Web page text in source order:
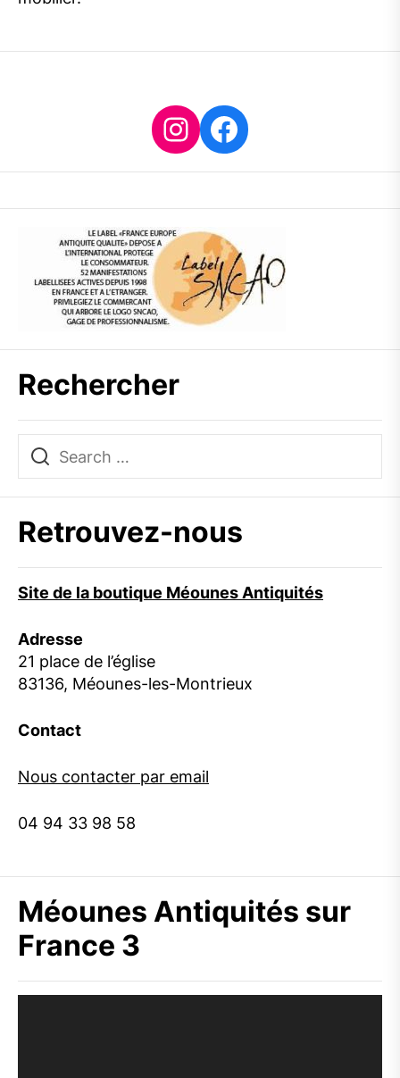
Instagram
Facebook
Rechercher
Retrouvez-nous
Site de la boutique Méounes Antiquités
Adresse
21 place de l’église
83136, Méounes-les-Montrieux
Contact
Nous contacter par email
04 94 33 98 58
Méounes Antiquités sur
France 3